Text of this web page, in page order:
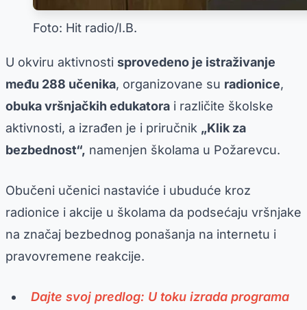
Foto: Hit radio/I.B.
U okviru aktivnosti sprovedeno je istraživanje
među 288 učenika, organizovane su radionice,
obuka vršnjačkih edukatora i različite školske
aktivnosti, a izrađen je i priručnik „Klik za
bezbednost“, namenjen školama u Požarevcu.
Obučeni učenici nastaviće i ubuduće kroz
radionice i akcije u školama da podsećaju vršnjake
na značaj bezbednog ponašanja na internetu i
pravovremene reakcije.
Dajte svoj predlog: U toku izrada programa